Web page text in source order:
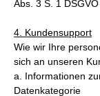
Abs. 3 S. 1
4. Kundensupport
Wie wir Ihre
sich an unseren
a. Informationen
Datenkategorie